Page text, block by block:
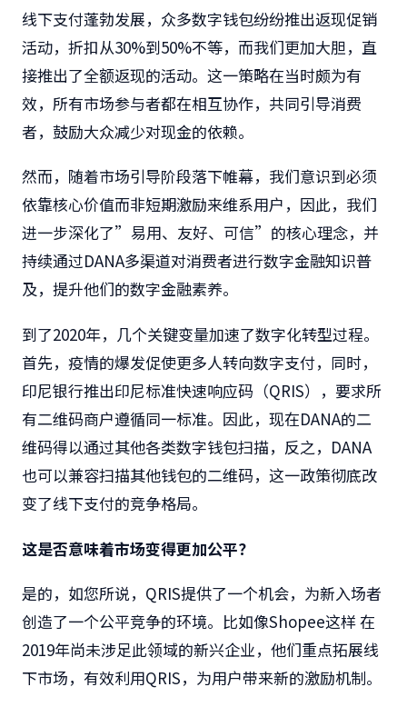
线下支付蓬勃发展，众多数字钱包纷纷推出返现促销
活动，折扣从30%到50%不等，而我们更加大胆，直
接推出了全额返现的活动。这一策略在当时颇为有
效，所有市场参与者都在相互协作，共同引导消费
者，鼓励大众减少对现金的依赖。
然而，随着市场引导阶段落下帷幕，我们意识到必须
依靠核心价值而非短期激励来维系用户，因此，我们
进一步深化了”易用、友好、可信”的核心理念，并
持续通过DANA多渠道对消费者进行数字金融知识普
及，提升他们的数字金融素养。
到了2020年，几个关键变量加速了数字化转型过程。
首先，疫情的爆发促使更多人转向数字支付，同时，
印尼银行推出印尼标准快速响应码（QRIS），要求所
有二维码商户遵循同一标准。因此，现在DANA的二
维码得以通过其他各类数字钱包扫描，反之，DANA
也可以兼容扫描其他钱包的二维码，这一政策彻底改
变了线下支付的竞争格局。
这是否意味着市场变得更加公平？
是的，如您所说，QRIS提供了一个机会，为新入场者
创造了一个公平竞争的环境。比如像Shopee这样 在
2019年尚未涉足此领域的新兴企业，他们重点拓展线
下市场，有效利用QRIS，为用户带来新的激励机制。